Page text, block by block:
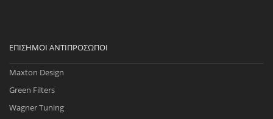
ΕΠΊΣΗΜΟΙ ΑΝΤΙΠΡΌΣΩΠΟΙ
Maxton Design
Green Filters
Wagner Tuning